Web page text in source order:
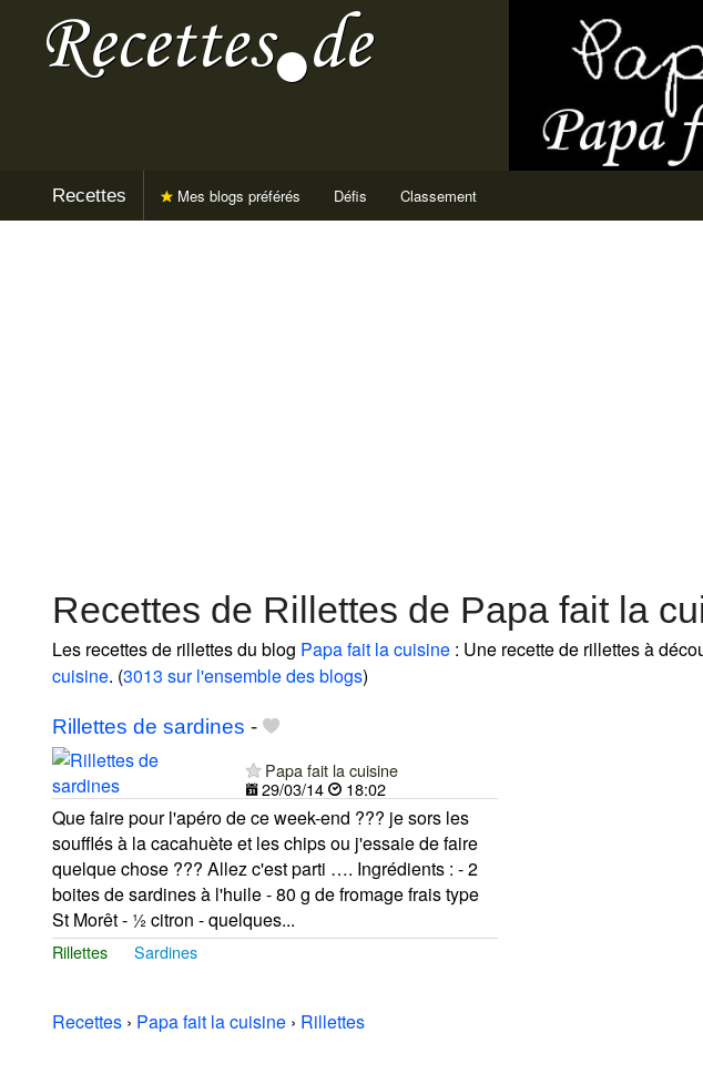
Recettes Mes blogs préférés Défis Classement
Recettes de Rillettes de Papa fait la
Les recettes de rillettes du blog Papa fait la cuisine : Une recette de rillettes à
cuisine. (3013 sur l'ensemble des blogs)
Rillettes de sardines -
Papa fait la cuisine
29/03/14
18:02
Que faire pour l'apéro de ce week-end ??? je sors les
soufflés à la cacahuète et les chips ou j'essaie de faire
quelque chose ??? Allez c'est parti …. Ingrédients : - 2
boites de sardines à l'huile - 80 g de fromage frais type
St Morêt - ½ citron - quelques...
Rillettes Sardines
Recettes › Papa fait la cuisine › Rillettes